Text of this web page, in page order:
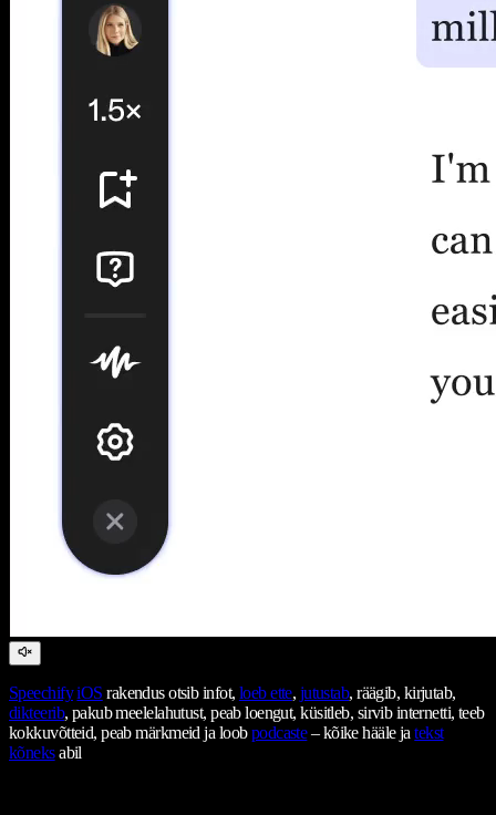
Speechify iOS rakendus otsib infot, loeb ette, jutustab, räägib, kirjutab,
dikteerib, pakub meelelahutust, peab loengut, küsitleb, sirvib internetti, teeb
kokkuvõtteid, peab märkmeid ja loobpodcaste– kõike hääle jatekst
kõneksabil